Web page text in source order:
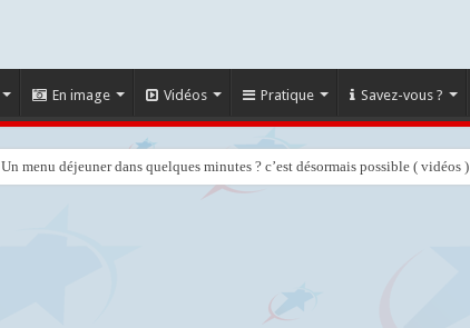
En image Vidéos Pratique Savez-vous ?
Un menu déjeuner dans quelques minutes ? c’est désormais possible ( vidéos )